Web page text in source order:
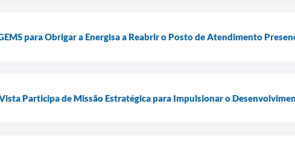
para Obrigar a Energisa a Reabrir o Posto de Atendimento
Participa de Missão Estratégica para Impulsionar o